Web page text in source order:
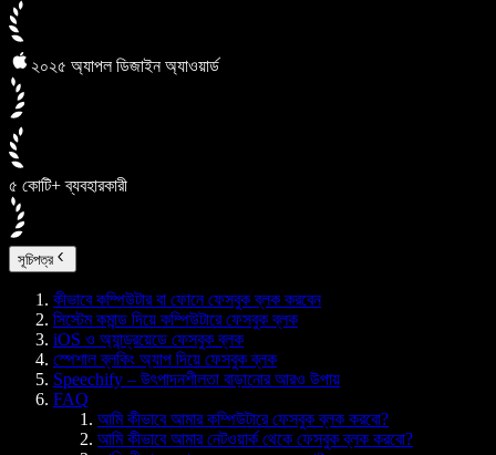
২০২৫ অ্যাপল ডিজাইন অ্যাওয়ার্ড
৫ কোটি+ ব্যবহারকারী
সূচিপত্র
কীভাবে কম্পিউটার বা ফোনে ফেসবুক ব্লক করবেন
সিস্টেম কমান্ড দিয়ে কম্পিউটারে ফেসবুক ব্লক
iOS ও অ্যান্ড্রয়েডে ফেসবুক ব্লক
স্পেশাল ব্লকিং অ্যাপ দিয়ে ফেসবুক ব্লক
Speechify – উৎপাদনশীলতা বাড়ানোর আরও উপায়
FAQ
আমি কীভাবে আমার কম্পিউটারে ফেসবুক ব্লক করবো?
আমি কীভাবে আমার নেটওয়ার্ক থেকে ফেসবুক ব্লক করবো?